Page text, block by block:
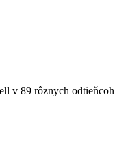
v 89 rôznych odtieňcoh